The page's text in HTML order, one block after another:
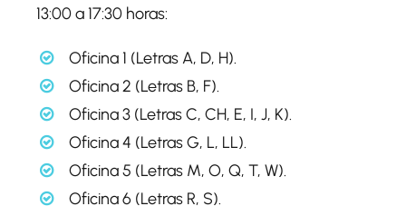
13:00 a 17:30 horas:
Oficina 1 (Letras A, D, H).
Oficina 2 (Letras B, F).
Oficina 3 (Letras C, CH, E, I, J, K).
Oficina 4 (Letras G, L, LL).
Oficina 5 (Letras M, O, Q, T, W).
Oficina 6 (Letras R, S).